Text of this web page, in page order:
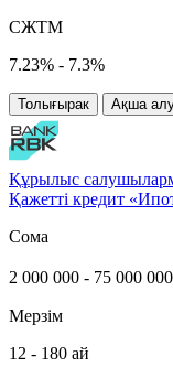
СЖТМ
7.23% - 7.3%
Толығырак Ақша
Құрылыс
Қажетті кредит
Сома
2 000 000 - 75 000
Мерзім
12 - 180 ай